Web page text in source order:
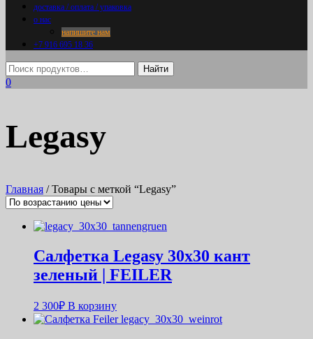
доставка / оплата / упаковка
о нас
напишите нам
+7 916 695 18 36
0
Legasy
Главная / Товары с меткой “Legasy”
Салфетка Legasy 30х30 кант
зеленый | FEILER
2 300₽ В корзину